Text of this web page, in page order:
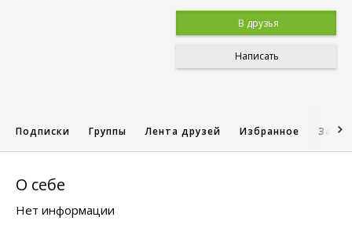
В друзья
Написать
Подписки Группы Лента друзей Избранное
О себе
Нет информации